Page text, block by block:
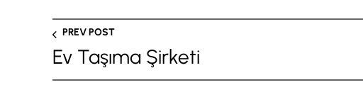
PREV POST
Ev Taşıma Şirketi